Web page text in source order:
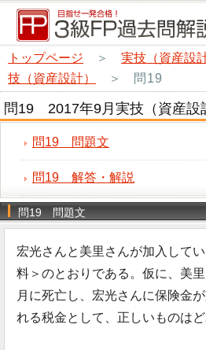
トップページ ＞ 実技（資産設計
技（資産設計）
＞ 問19
問19 2017年9月実技（資産設
問19 問題文
問19 解答・解説
問19 問題文
宏光さんと美里さんが加入して
料＞のとおりである。仮に、美
月に死亡し、宏光さんに保険金
れる税金として、正しいものはど